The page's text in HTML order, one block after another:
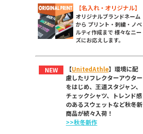
【名入れ・オリジナル】
オリジナルブランドネーム
から プリント・刺繍・ノベ
ルティ作成まで 様々なニー
ズにお応えします。
NEW 【UnitedAthle】環境に配
慮したリフレクターアウター
をはじめ、王道スタジャン、
チェックシャツ、トレンド感
のあるスウェットなど秋冬新
商品が続々入荷！
>>秋冬新作